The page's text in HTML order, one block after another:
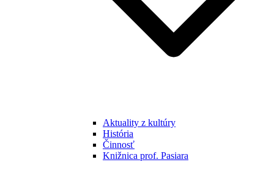
Aktuality z kultúry
História
Činnosť
Knižnica prof. Pasiara